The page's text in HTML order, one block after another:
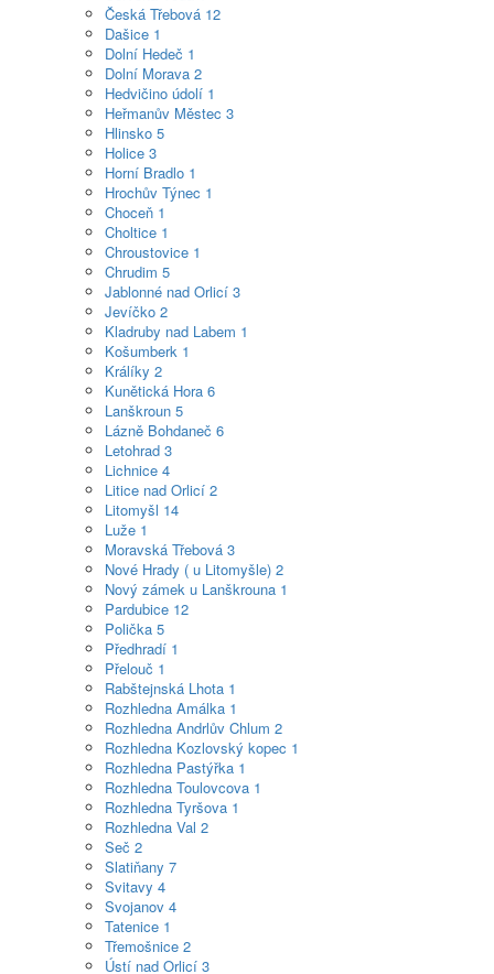
Česká Třebová 12
Dašice 1
Dolní Hedeč 1
Dolní Morava 2
Hedvičino údolí 1
Heřmanův Městec 3
Hlinsko 5
Holice 3
Horní Bradlo 1
Hrochův Týnec 1
Choceň 1
Choltice 1
Chroustovice 1
Chrudim 5
Jablonné nad Orlicí 3
Jevíčko 2
Kladruby nad Labem 1
Košumberk 1
Králíky 2
Kunětická Hora 6
Lanškroun 5
Lázně Bohdaneč 6
Letohrad 3
Lichnice 4
Litice nad Orlicí 2
Litomyšl 14
Luže 1
Moravská Třebová 3
Nové Hrady ( u Litomyšle) 2
Nový zámek u Lanškrouna 1
Pardubice 12
Polička 5
Předhradí 1
Přelouč 1
Rabštejnská Lhota 1
Rozhledna Amálka 1
Rozhledna Andrlův Chlum 2
Rozhledna Kozlovský kopec 1
Rozhledna Pastýřka 1
Rozhledna Toulovcova 1
Rozhledna Tyršova 1
Rozhledna Val 2
Seč 2
Slatiňany 7
Svitavy 4
Svojanov 4
Tatenice 1
Třemošnice 2
Ústí nad Orlicí 3